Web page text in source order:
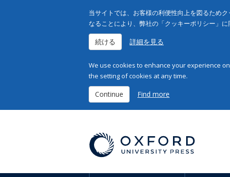
当サイトでは、お客様の利便性向上を図るため
なることにより、弊社の「クッキーポリシー」
続ける 詳細を見る
We use cookies to enhance your experience
the setting of cookies at any time.
Continue Find more